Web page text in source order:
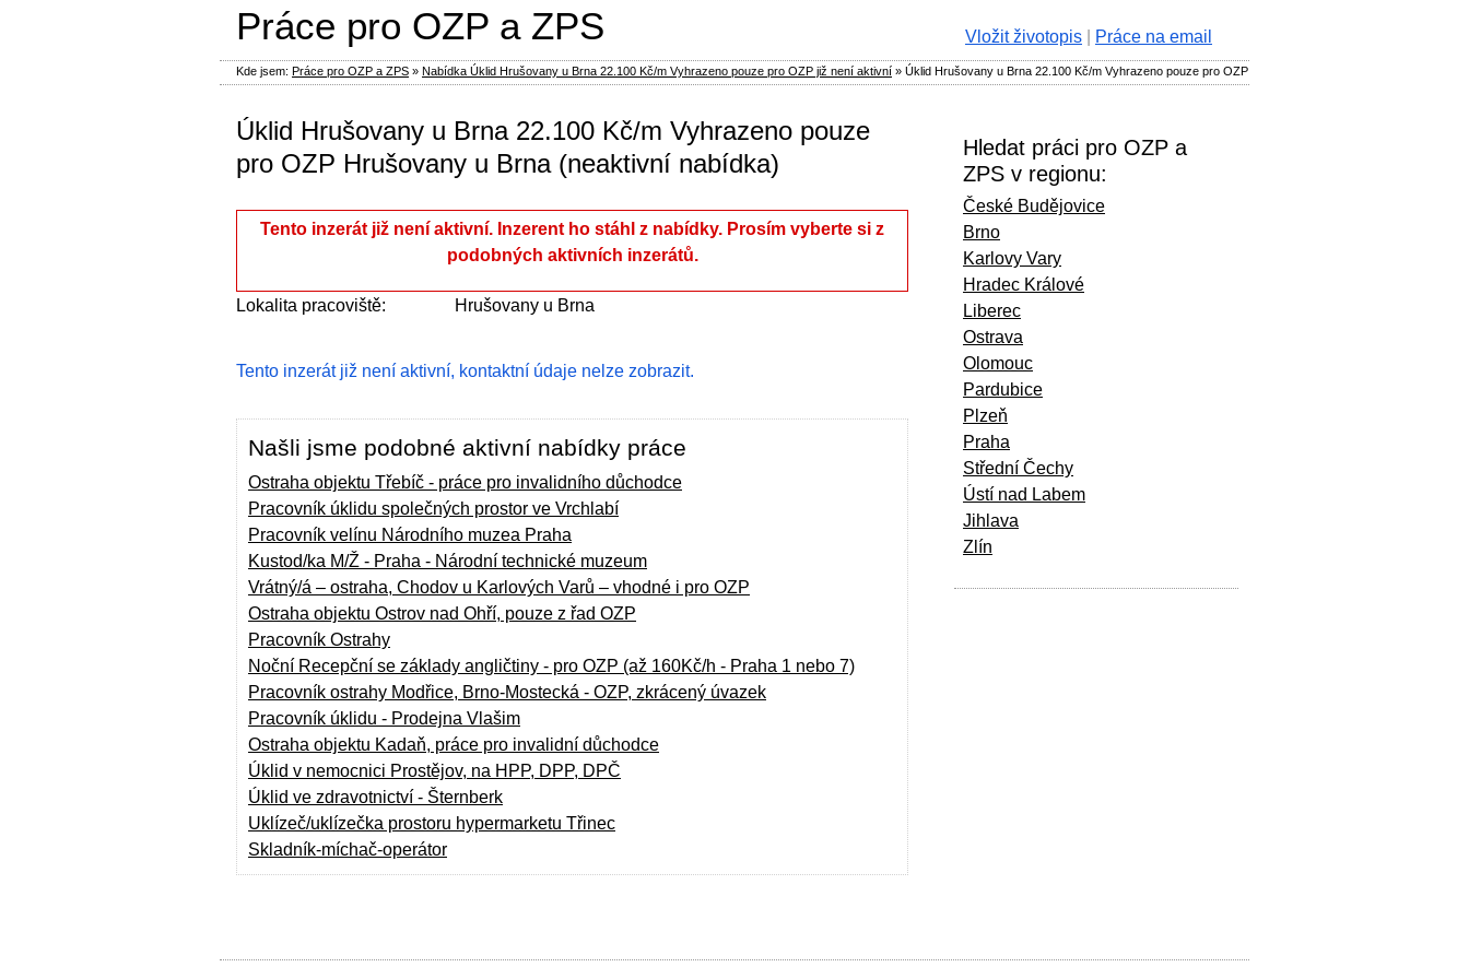
Úklid Hrušovany u Brna 22.100 Kč/m Vyhrazeno pouze
pro OZP Hrušovany u Brna (neaktivní nabídka)
Tento inzerát již není aktivní. Inzerent ho stáhl z nabídky. Prosím vyberte si z
podobných aktivních inzerátů.
Lokalita pracoviště: Hrušovany u Brna
Tento inzerát již není aktivní, kontaktní údaje nelze zobrazit.
Našli jsme podobné aktivní nabídky práce
Ostraha objektu Třebíč - práce pro invalidního důchodce
Pracovník úklidu společných prostor ve Vrchlabí
Pracovník velínu Národního muzea Praha
Kustod/ka M/Ž - Praha - Národní technické muzeum
Vrátný/á – ostraha, Chodov u Karlových Varů – vhodné i pro OZP
Ostraha objektu Ostrov nad Ohří, pouze z řad OZP
Pracovník Ostrahy
Noční Recepční se základy angličtiny - pro OZP (až 160Kč/h - Praha 1 nebo 7)
Pracovník ostrahy Modřice, Brno-Mostecká - OZP, zkrácený úvazek
Pracovník úklidu - Prodejna Vlašim
Ostraha objektu Kadaň, práce pro invalidní důchodce
Úklid v nemocnici Prostějov, na HPP, DPP, DPČ
Úklid ve zdravotnictví - Šternberk
Uklízeč/uklízečka prostoru hypermarketu Třinec
Skladník-míchač-operátor
Hledat práci pro OZP a
ZPS v regionu:
České Budějovice
Brno
Karlovy Vary
Hradec Králové
Liberec
Ostrava
Olomouc
Pardubice
Plzeň
Praha
Střední Čechy
Ústí nad Labem
Jihlava
Zlín
Práce pro OZP a ZPS Vložit životopis Práce na email
Kde jsem: Práce pro OZP a ZPS » Nabídka Úklid Hrušovany u Brna 22.100 Kč/m Vyhrazeno pouze pro OZP již není aktivní » Úklid Hrušovany u Brna 22.100 Kč/m Vyhrazeno pouze pro OZP